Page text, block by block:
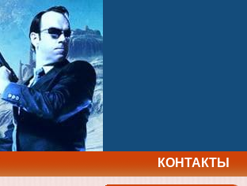
КОНТАКТЫ